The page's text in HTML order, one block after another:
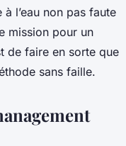
l’eau non pas faute
mission pour un
de faire en sorte que
sans faille.